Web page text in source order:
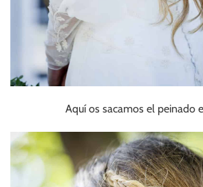
Aquí os sacamos el peinado